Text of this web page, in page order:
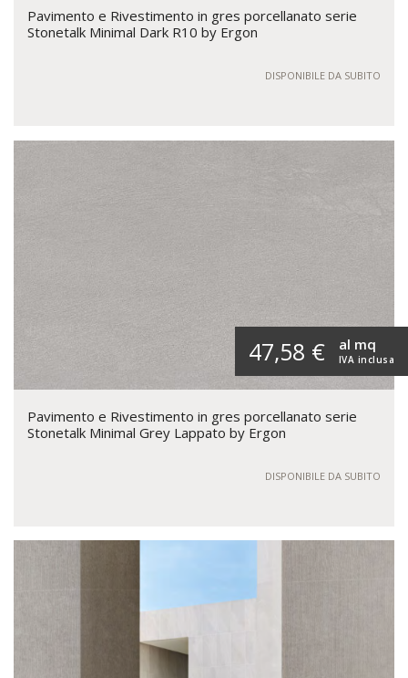
Pavimento e Rivestimento in gres porcellanato serie
Stonetalk Minimal Dark R10 by Ergon
DISPONIBILE DA SUBITO
47,58 € IVA inclusa
al mq
Pavimento e Rivestimento in gres porcellanato serie
Stonetalk Minimal Grey Lappato by Ergon
DISPONIBILE DA SUBITO